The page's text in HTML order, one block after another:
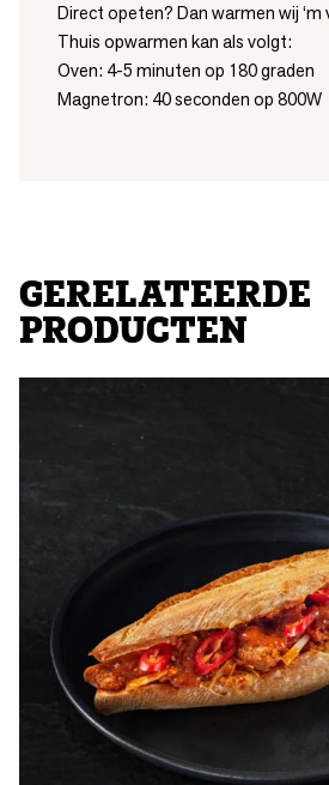
Direct opeten? Dan warmen wij ‘m
Thuis opwarmen kan als volgt:
Oven: 4-5 minuten op 180 graden
Magnetron: 40 seconden op 800W
GERELATEERDE
PRODUCTEN